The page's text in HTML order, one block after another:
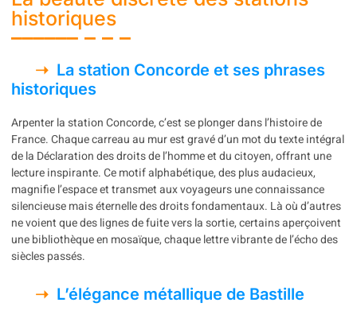
historiques
La station Concorde et ses phrases
historiques
Arpenter la station Concorde, c’est se plonger dans l’histoire de
France. Chaque carreau au mur est gravé d’un mot du texte intégral
de la Déclaration des droits de l’homme et du citoyen, offrant une
lecture inspirante. Ce motif alphabétique, des plus audacieux,
magnifie l’espace et transmet aux voyageurs une connaissance
silencieuse mais éternelle des droits fondamentaux. Là où d’autres
ne voient que des lignes de fuite vers la sortie, certains aperçoivent
une bibliothèque en mosaïque, chaque lettre vibrante de l’écho des
siècles passés.
L’élégance métallique de Bastille